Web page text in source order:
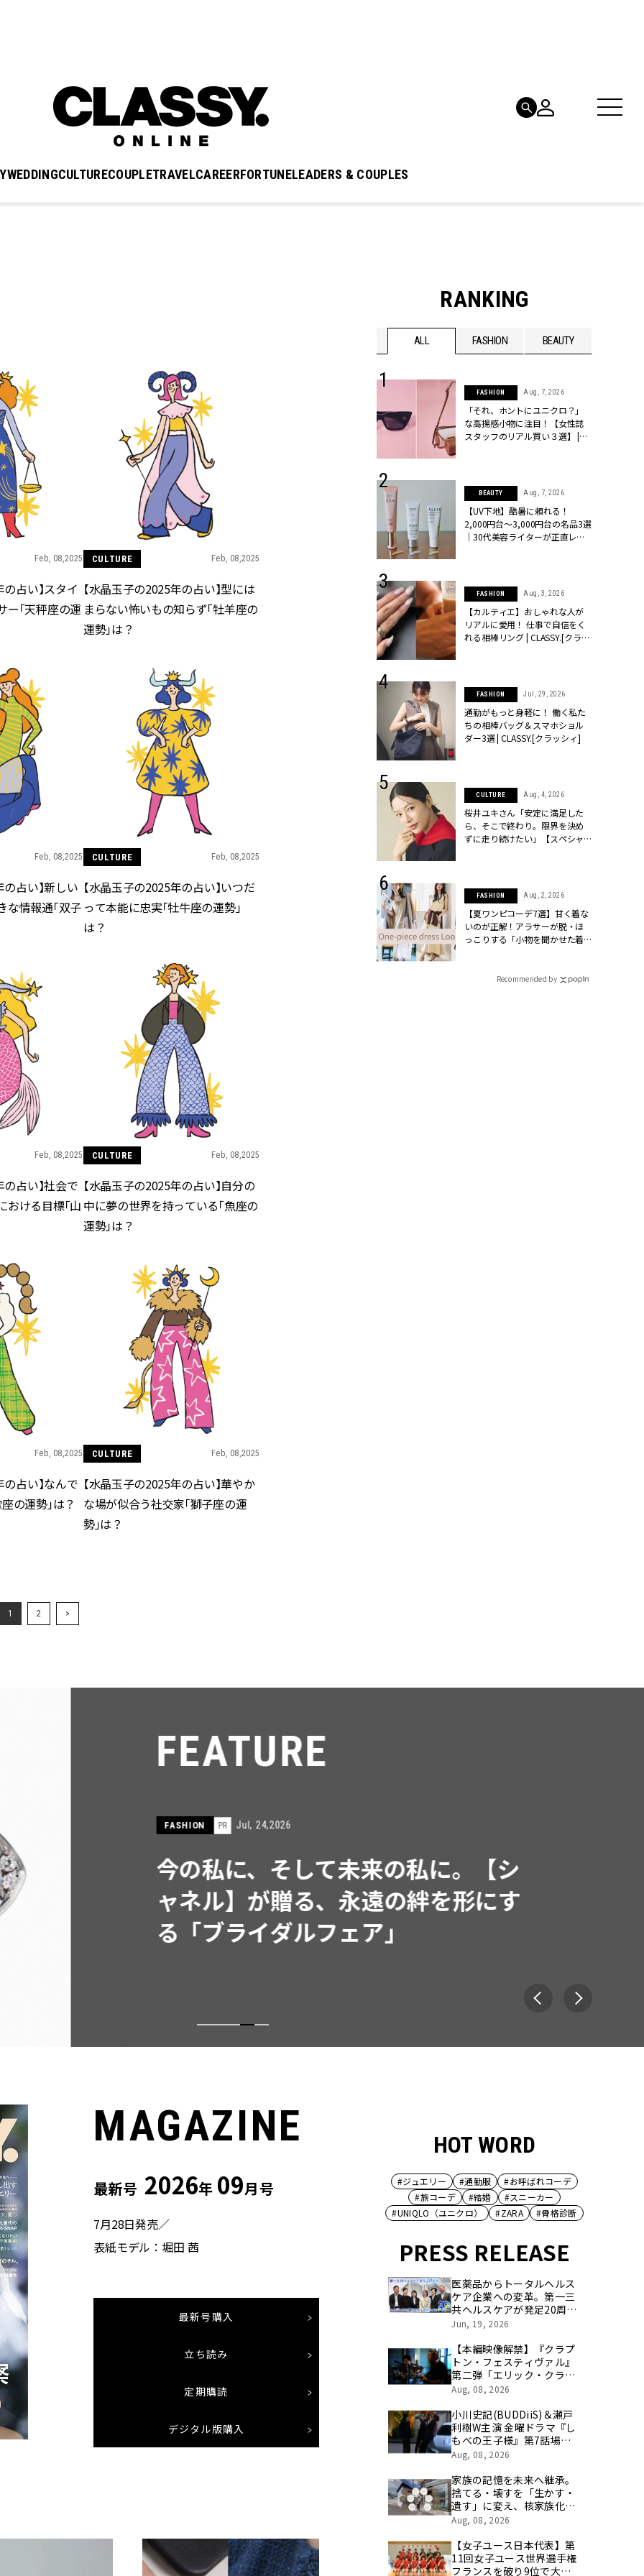
WEDDINGCULTURECOUPLETRAVELCAREERFORTUNELEADERS & COUPLES
Feb, 08,2025
占い】スタイ
「天秤座の運
CULTURE Feb, 08,2025
【水晶玉子の2025年の占い】型には
まらない怖いもの知らず「牡羊座の
運勢」は？
Feb, 08,2025
占い】新しい
な情報通「双子
CULTURE Feb, 08,2025
【水晶玉子の2025年の占い】いつだ
って本能に忠実「牡牛座の運勢」
は？
Feb, 08,2025
占い】社会で
ける目標「山
CULTURE Feb, 08,2025
【水晶玉子の2025年の占い】自分の
中に夢の世界を持っている「魚座の
運勢」は？
Feb, 08,2025
占い】なんで
の運勢」は？
CULTURE Feb, 08,2025
【水晶玉子の2025年の占い】華やか
な場が似合う社交家「獅子座の運
勢」は？
1 2 >
RANKING
ALL FASHION BEAUTY
【UV下地】酷暑に頼れる！
2,000円台〜3,000円台の名品3選
｜30代美容ライターが正直レビ
ュー | CLASSY.[クラッシィ]
【ヘアアクセ6選】手抜きに見え
ない！アラサーのまとめ髪が垢
抜ける「即戦力アクセ」たち |
CLASSY.[クラッシィ]
BEAUTY Aug, 7, 2026
冷房・紫外線etc...「夏の隠れ乾
燥」を防ぐ【ベタつかない名品
クリーム】3選＜30代のベストコ
忙しい毎日に「うるおいター
ボ」を。新【SOFINA BASIC＋】
のお手入れでうるおってなめら
かな肌を目指す | CLASSY.[クラッ
シィ]
【シャネル】「ココ マドモアゼ
ル クラッシュ アプソリュ」の限
定カフェが登場！世界観に没入
できる体験型イベントが開催 |
CLASSY.[クラッシィ]
Nov, 17, 2025
【落ちない名品リップ10選】塗
り直しできない・皮むけしやす
【トレンドの巻き方３選】結婚
ます！ | CLASSY.[クラッシィ]
FASHION Aug, 7, 2026
「それ、ホントにユニクロ？」
な高揚感小物に注目！【女性誌
スタッフのリアル買い３選】 |
BEAUTY Aug, 7, 2026
【UV下地】酷暑に頼れる！
2,000円台〜3,000円台の名品3選
｜30代美容ライターが正直レビ
FASHION Aug, 3, 2026
【カルティエ】おしゃれな人が
リアルに愛用！ 仕事で自信をく
れる相棒リング | CLASSY.[クラッ
FASHION Jul, 29, 2026
通勤がもっと身軽に！ 働く私た
ちの相棒バッグ＆スマホショル
ダー3選 | CLASSY.[クラッシィ]
CULTURE Aug, 4, 2026
桜井ユキさん「安定に満足した
ら、そこで終わり。限界を決め
ずに走り続けたい」【スペシャ
FASHION Aug, 2, 2026
【夏ワンピコーデ7選】甘く着な
いのが正解！アラサーが脱・ほ
っこりする「小物を聞かせた着
Recommended by
FEATURE
FASHION PR Jul, 15,2026
【ICB】人気インフルエンサーと共
同制作! 週5で着たくなる「名品ブラ
ウス」２選
MAGAZINE
最新号 2026年 09月号
7月28日発売／
表紙モデル：堀田 茜
最新号購入
立ち読み
定期購読
デジタル版購入
HOT WORD
#ジュエリー #通勤服
#お呼ばれコーデ
#旅コーデ
#結婚
#スニーカー
#UNIQLO（ユニクロ）
#ZARA #骨格診断
PRESS RELEASE
医薬品からトータルヘルス
ケア企業への変革。第一三
共ヘルスケアが発足20周年
を記念し、製品開発・新カ
合時のエピソードを社員の
想いとともに振り返る特別
映像を公開！
Jun, 19, 2026
【本編映像解禁】『クラプ
トン・フェスティヴァル』
第二弾「エリック・クラプ
トン：セッションズ・フォ
2004」8/21（金）公開まで
あと２週！
Aug, 08, 2026
小川史記(BUDDiiS)＆瀬戸
利樹W主演 金曜ドラマ『し
もべの王子様』第7話場面
写真・あらすじ・PR動画解
放送
Aug, 08, 2026
家族の記憶を未来へ継承。
捨てる・壊すを「生かす・
遺す」に変え、核家族化に
よる社会的な孤立の解決糸
保存する「ハウストーリ
ー」サービス開始
Aug, 08, 2026
【女子ユース日本代表】第
11回女子ユース世界選手権
フランスを破り9位で大会